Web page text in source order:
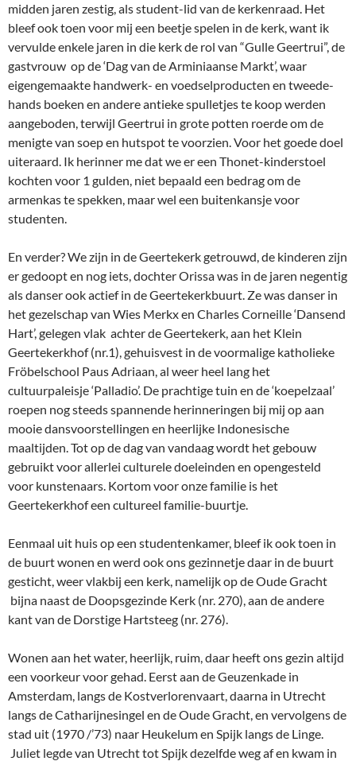
midden jaren zestig, als student-lid van de kerkenraad. Het
bleef ook toen voor mij een beetje spelen in de kerk, want ik
vervulde enkele jaren in die kerk de rol van “Gulle Geertrui”, de
gastvrouw op de ‘Dag van de Arminiaanse Markt’, waar
eigengemaakte handwerk- en voedselproducten en tweede-
hands boeken en andere antieke spulletjes te koop werden
aangeboden, terwijl Geertrui in grote potten roerde om de
menigte van soep en hutspot te voorzien. Voor het goede doel
uiteraard. Ik herinner me dat we er een Thonet-kinderstoel
kochten voor 1 gulden, niet bepaald een bedrag om de
armenkas te spekken, maar wel een buitenkansje voor
studenten.
En verder? We zijn in de Geertekerk getrouwd, de kinderen zijn
er gedoopt en nog iets, dochter Orissa was in de jaren negentig
als danser ook actief in de Geertekerkbuurt. Ze was danser in
het gezelschap van Wies Merkx en Charles Corneille ‘Dansend
Hart’, gelegen vlak achter de Geertekerk, aan het Klein
Geertekerkhof (nr.1), gehuisvest in de voormalige katholieke
Fröbelschool Paus Adriaan, al weer heel lang het
cultuurpaleisje ‘Palladio’. De prachtige tuin en de ‘koepelzaal’
roepen nog steeds spannende herinneringen bij mij op aan
mooie dansvoorstellingen en heerlijke Indonesische
maaltijden. Tot op de dag van vandaag wordt het gebouw
gebruikt voor allerlei culturele doeleinden en opengesteld
voor kunstenaars. Kortom voor onze familie is het
Geertekerkhof een cultureel familie-buurtje.
Eenmaal uit huis op een studentenkamer, bleef ik ook toen in
de buurt wonen en werd ook ons gezinnetje daar in de buurt
gesticht, weer vlakbij een kerk, namelijk op de Oude Gracht
bijna naast de Doopsgezinde Kerk (nr. 270), aan de andere
kant van de Dorstige Hartsteeg (nr. 276).
Wonen aan het water, heerlijk, ruim, daar heeft ons gezin altijd
een voorkeur voor gehad. Eerst aan de Geuzenkade in
Amsterdam, langs de Kostverlorenvaart, daarna in Utrecht
langs de Catharijnesingel en de Oude Gracht, en vervolgens de
stad uit (1970 /’73) naar Heukelum en Spijk langs de Linge.
Juliet legde van Utrecht tot Spijk dezelfde weg af en kwam in